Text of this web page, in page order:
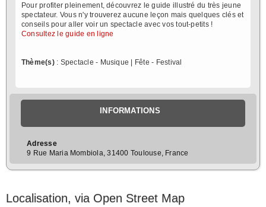
Pour profiter pleinement, découvrez le guide illustré du très jeune
spectateur. Vous n'y trouverez aucune leçon mais quelques clés et
conseils pour aller voir un spectacle avec vos tout-petits !
Consultez le guide en ligne
Thème(s): Spectacle - Musique | Fête - Festival
INFORMATIONS
Adresse
9 Rue Maria Mombiola, 31400 Toulouse, France
Localisation, via Open Street Map